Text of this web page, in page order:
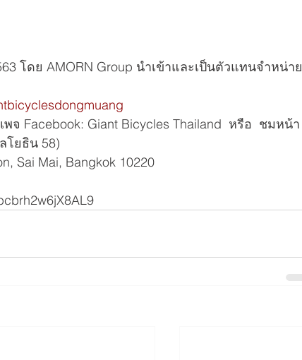
โดย AMORN Group นำเข้าและเป็นตัวแทนจำหน่าย
Facebook: Giant Bicycles Thailand  หรือ  ชมหน้า
โยธิน 58)
Sai Mai, Bangkok 10220